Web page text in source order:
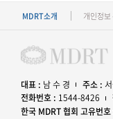
MDRT소개 개인정보
대표 : 남 수 경 주소 :
전화번호 : 1544-8426
한국 MDRT 협회 고유번호